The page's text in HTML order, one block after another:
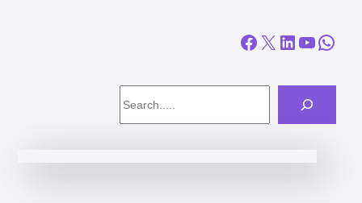
Facebook X LinkedIn YouTube WhatsApp